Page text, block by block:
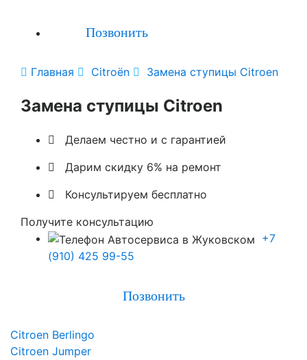
Позвонить
 Главная  Citroën  Замена ступицы Citroen
Замена ступицы Citroen
 Делаем честно и с гарантией
 Дарим скидку 6% на ремонт
 Консультируем бесплатно
Получите консультацию
+7
(910) 425 99-55
Позвонить
Citroen Berlingo
Citroen Jumper